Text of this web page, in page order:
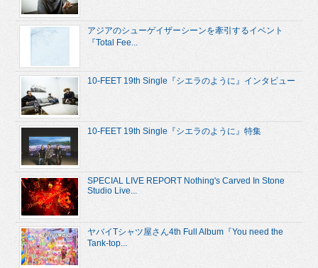
アジアのシューゲイザーシーンを牽引するイベント
『Total Fee...
10-FEET 19th Single『シエラのように』インタビュー
10-FEET 19th Single『シエラのように』特集
SPECIAL LIVE REPORT Nothing's Carved In Stone
Studio Live...
ヤバイTシャツ屋さん4th Full Album『You need the
Tank-top...